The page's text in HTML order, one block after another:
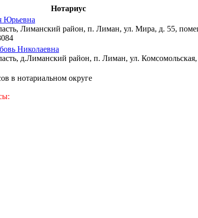
Нотариус
Юрьевна
Лиманский район, п. Лиман, ул. Мира, д. 55,
Николаевна
д.Лиманский район, п. Лиман, ул.
в нотариальном округе